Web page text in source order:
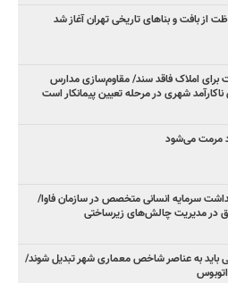
از بافت و بناهای تاریخی تهران آغاز شد
رأی مثبت برای املاک فاقد سند/ مقاوم‌سازی مدارس
شهری در مرحله تعیین پیمانکار است
مرمت می‌شود
سرمایه انسانی متخصص در سازمان فاوا/
در مدیریت چالش‌های زیرساختی
باید به عناصر شاخص معماری شهر تبدیل شوند/
اتوبوس